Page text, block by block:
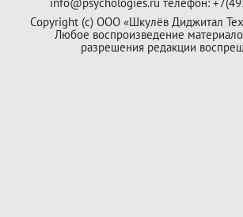
Copyright (с) ООО «Шкулёв Диджитал
Любое воспроизведение
разрешения редакции